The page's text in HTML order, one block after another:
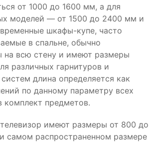
от 1000 до 1600 мм, а для
моделей — от 1500 до 2400 мм и
шкафы-купе, часто
в спальне, обычно
на всю стену и имеют размеры
различных гарнитуров и
длина определяется как
по данному параметру всех
комплект предметов.
имеют размеры от 800 до
самом распространенном размере